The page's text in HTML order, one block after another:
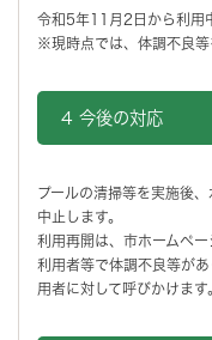
令和5年11月2日から利用
※現時点では、体調不良等
4 今後の対応
プールの清掃等を実施後
中止します。
利用再開は、市ホームペー
利用者等で体調不良等が
用者に対して呼びかけます